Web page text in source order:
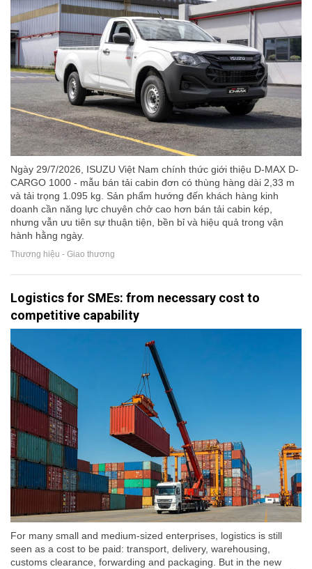
Ngày 29/7/2026, ISUZU Việt Nam chính thức giới thiệu D-MAX D-
CARGO 1000 - mẫu bán tải cabin đơn có thùng hàng dài 2,33 m
và tải trọng 1.095 kg. Sản phẩm hướng đến khách hàng kinh
doanh cần năng lực chuyên chở cao hơn bán tải cabin kép,
nhưng vẫn ưu tiên sự thuận tiện, bền bỉ và hiệu quả trong vận
hành hằng ngày.
Thương hiệu - Giao thương
Logistics for SMEs: from necessary cost to
competitive capability
For many small and medium-sized enterprises, logistics is still
seen as a cost to be paid: transport, delivery, warehousing,
customs clearance, forwarding and packaging. But in the new